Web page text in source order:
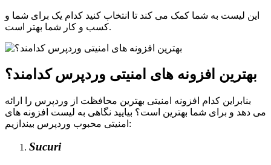
این لیست به شما کمک می کند تا انتخاب کنید کدام یک برای شما و
کسب و کار شما بهتر است.
بهترین افزونه های امنیتی وردپرس کدامند؟
بنابراین کدام افزونه امنیتی بهترین محافظت از وردپرس را ارائه
می دهد و برای شما بهترین است؟ بیایید نگاهی به لیست افزونه های
امنیتی محبوب وردپرس بیندازیم:
Sucuri